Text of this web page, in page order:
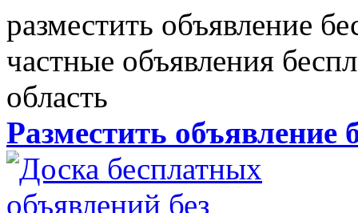
разместить объявление
частные объявления
область
Разместить объявление